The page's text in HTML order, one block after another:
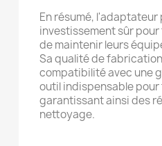
En résumé,
investissement sûr
de maintenir leurs
Sa qualité de
compatibilité avec une
outil indispensable pour
garantissant ainsi des
nettoyage.